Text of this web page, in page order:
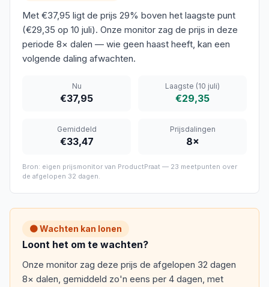
Met €37,95 ligt de prijs 29% boven het laagste punt
(€29,35 op 10 juli). Onze monitor zag de prijs in deze
periode 8× dalen — wie geen haast heeft, kan een
volgende daling afwachten.
Nu
€37,95
Laagste (10 juli)
€29,35
Gemiddeld
€33,47
Prijsdalingen
8×
Bron: eigen prijsmonitor van ProductPraat — 23 meetpunten over
de afgelopen 32 dagen.
🟠 Wachten kan lonen
Loont het om te wachten?
Onze monitor zag deze prijs de afgelopen 32 dagen
8× dalen, gemiddeld zo'n eens per 4 dagen, met